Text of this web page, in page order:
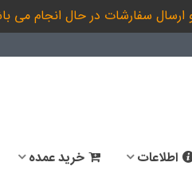
سفارشات در حال انجام می
اطلاعات خرید عمده